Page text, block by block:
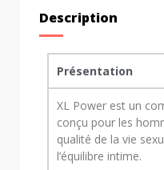
Description
Présentation
XL Power est un
conçu pour les
qualité de la vie
l’équilibre intime.